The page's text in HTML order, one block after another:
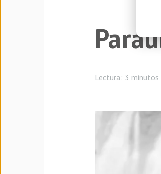
Lectura: 3 minutos